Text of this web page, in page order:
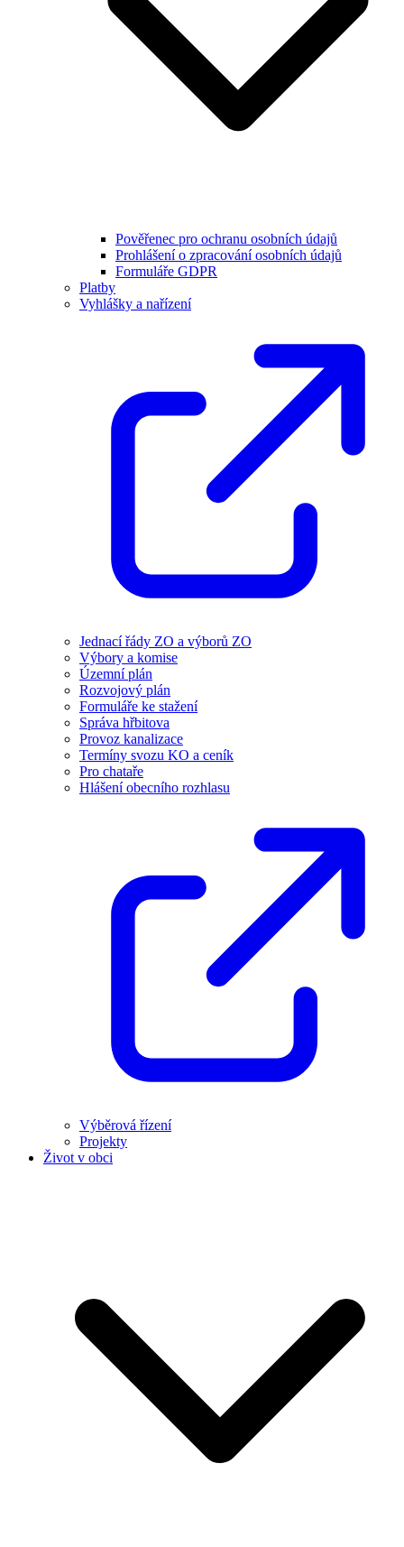
Pověřenec pro ochranu osobních údajů
Prohlášení o zpracování osobních údajů
Formuláře GDPR
Platby
Vyhlášky a nařízení
Jednací řády ZO a výborů ZO
Výbory a komise
Územní plán
Rozvojový plán
Formuláře ke stažení
Správa hřbitova
Provoz kanalizace
Termíny svozu KO a ceník
Pro chataře
Hlášení obecního rozhlasu
Výběrová řízení
Projekty
Život v obci